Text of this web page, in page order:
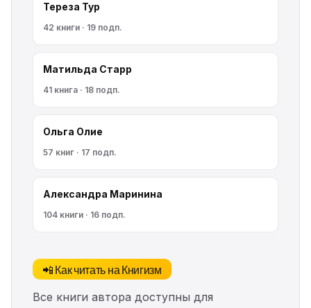
Тереза Тур
42 книги · 19 подп.
Матильда Старр
41 книга · 18 подп.
Ольга Олие
57 книг · 17 подп.
Александра Маринина
104 книги · 16 подп.
📲 Как читать на Книгизм
Все книги автора доступны для